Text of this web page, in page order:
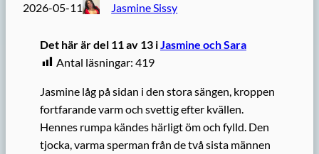
2026-05-11 Jasmine Sissy
Det här är del 11 av 13 i Jasmine och Sara
Antal läsningar: 419
Jasmine låg på sidan i den stora sängen, kroppen
fortfarande varm och svettig efter kvällen.
Hennes rumpa kändes härligt öm och fylld. Den
tjocka, varma sperman från de två sista männen